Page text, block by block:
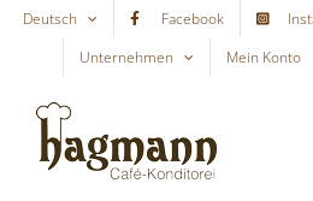
Skip
content
Deutsch Facebook
Unternehmen
Mein Konto